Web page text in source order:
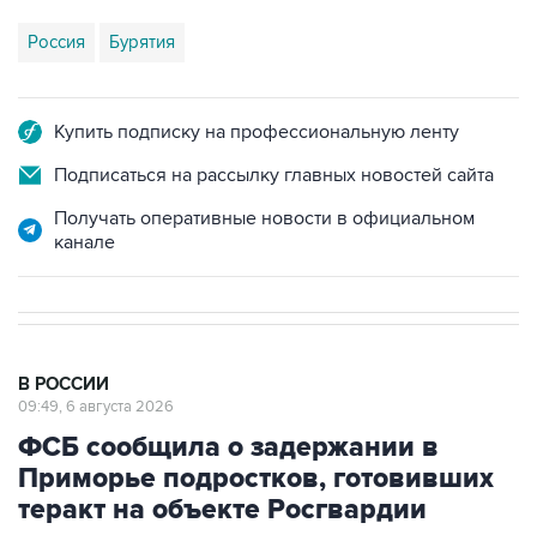
Россия Бурятия
Купить подписку на профессиональную ленту
Подписаться на рассылку главных новостей сайта
Получать оперативные новости в официальном
канале
В РОССИИ
09:49, 6 августа 2026
ФСБ сообщила о задержании в
Приморье подростков, готовивших
теракт на объекте Росгвардии